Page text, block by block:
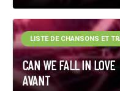
CAN WE FALL IN LOVE
AVANT
LISTE DE CHANSONS ET